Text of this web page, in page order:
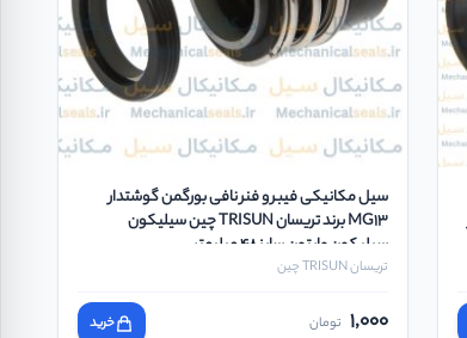
سیل مکانیکی فیبر و فنر نافی بورگمن گوشتدار
MG13 برند تریسان TRISUN چین سیلیکون
سیلیکون وایتون سایز 48 میلیمتر
تریسان TRISUN چین
1,000 تومان خرید